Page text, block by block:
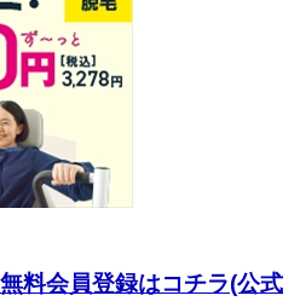
料会員登録はコチラ(公式